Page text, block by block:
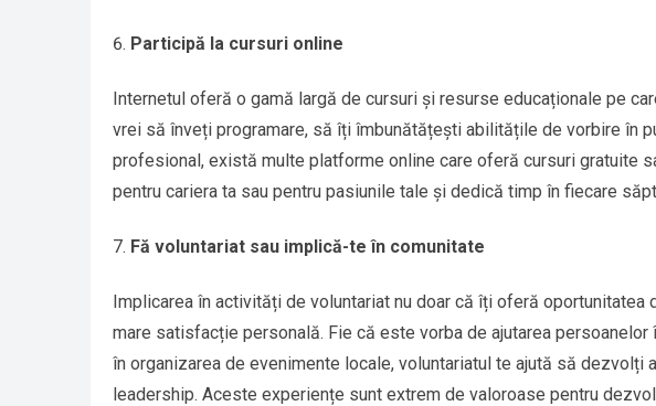
Participă la cursuri online
Internetul oferă o gamă largă de cursuri și resurse educaționale pe
vrei să înveți programare, să îți îmbunătățești abilitățile de vorbire în
profesional, există multe platforme online care oferă cursuri gratuite
pentru cariera ta sau pentru pasiunile tale și dedică timp în fiecare
Fă voluntariat sau implică-te în comunitate
Implicarea în activități de voluntariat nu doar că îți oferă oportunitatea
mare satisfacție personală. Fie că este vorba de ajutarea
în organizarea de evenimente locale, voluntariatul te ajută să dezvolți
leadership. Aceste experiențe sunt extrem de valoroase pentru